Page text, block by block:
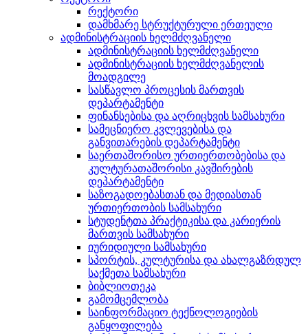
რექტორი
დამხმარე სტრუქტურული ერთეული
ადმინისტრაციის ხელმძღვანელი
ადმინისტრაციის ხელმძღვანელი
ადმინისტრაციის ხელმძღვანელის
მოადგილე
სასწავლო პროცესის მართვის
დეპარტამენტი
ფინანსებისა და აღრიცხვის სამსახური
სამეცნიერო კვლევებისა და
განვითარების დეპარტამენტი
საერთაშორისო ურთიერთობებისა და
კულტურათაშორისი კავშირების
დეპარტამენტი
საზოგადოებასთან და მედიასთან
ურთიერთობის სამსახური
სტუდენტთა პრაქტიკისა და კარიერის
მართვის სამსახური
იურიდიული სამსახური
სპორტის, კულტურისა და ახალგაზრდულ
საქმეთა სამსახური
ბიბლიოთეკა
გამომცემლობა
საინფორმაციო ტექნოლოგიების
განყოფილება